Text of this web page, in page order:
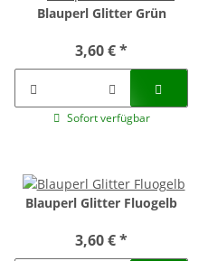
Blauperl Glitter Grün
3,60 €*
Sofort verfügbar
Blauperl Glitter Fluogelb
3,60 €*